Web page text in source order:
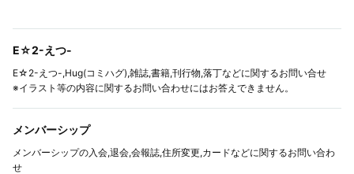
E☆2-えつ-
E☆2-えつ-,Hug(コミハグ),雑誌,書籍,刊行物,落丁などに関するお問い合せ
※イラスト等の内容に関するお問い合わせにはお答えできません。
メンバーシップ
メンバーシップの入会,退会,会報誌,住所変更,カードなどに関するお問い合わ
せ